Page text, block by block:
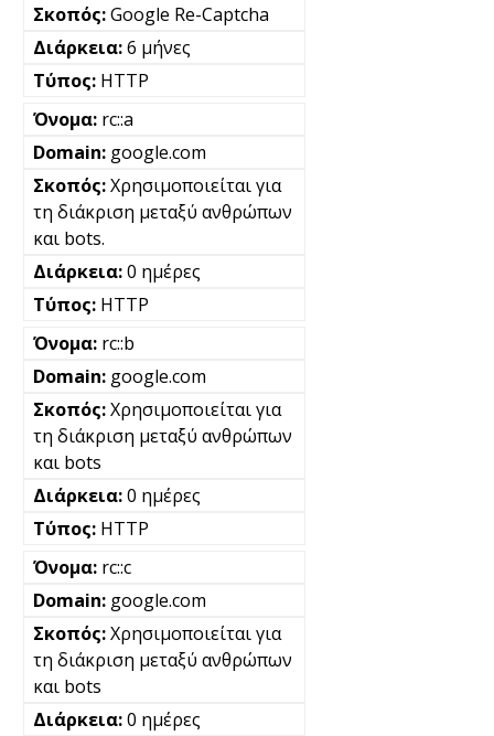
Google Re-Captcha
6 μήνες
HTTP
rc::a
google.com
Χρησιμοποιείται για
τη διάκριση μεταξύ ανθρώπων
και bots.
0 ημέρες
HTTP
rc::b
google.com
Χρησιμοποιείται για
τη διάκριση μεταξύ ανθρώπων
και bots
0 ημέρες
HTTP
rc::c
google.com
Χρησιμοποιείται για
τη διάκριση μεταξύ ανθρώπων
και bots
0 ημέρες